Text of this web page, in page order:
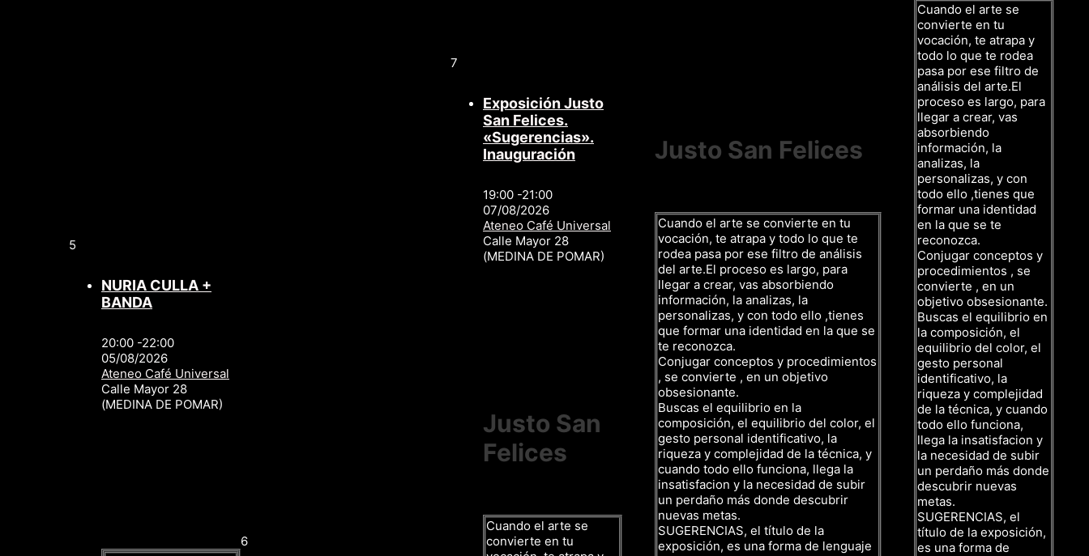
5
NURIA CULLA +
BANDA
20:00 -22:00
05/08/2026
Ateneo Café Universal
Calle Mayor 28
(MEDINA DE POMAR)
6
7
Exposición Justo
San Felices.
«Sugerencias».
Inauguración
19:00 -21:00
07/08/2026
Ateneo Café Universal
Calle Mayor 28
(MEDINA DE POMAR)
Justo San
Felices
Cuando el arte se
convierte en tu
Justo San Felices
Cuando el arte se convierte en tu
vocación, te atrapa y todo lo que te
rodea pasa por ese filtro de análisis
del arte.El proceso es largo, para
llegar a crear, vas absorbiendo
información, la analizas, la
personalizas, y con todo ello ,tienes
que formar una identidad en la que se
te reconozca.
Conjugar conceptos y procedimientos
, se convierte , en un objetivo
obsesionante.
Buscas el equilibrio en la
composición, el equilibrio del color, el
gesto personal identificativo, la
riqueza y complejidad de la técnica, y
cuando todo ello funciona, llega la
insatisfacion y la necesidad de subir
un perdaño más donde descubrir
nuevas metas.
SUGERENCIAS, el título de la
exposición, es una forma de lenguaje
Cuando el arte se
convierte en tu
vocación, te atrapa y
todo lo que te rodea
pasa por ese filtro de
análisis del arte.El
proceso es largo, para
llegar a crear, vas
absorbiendo
información, la
analizas, la
personalizas, y con
todo ello ,tienes que
formar una identidad
en la que se te
reconozca.
Conjugar conceptos y
procedimientos , se
convierte , en un
objetivo obsesionante.
Buscas el equilibrio en
la composición, el
equilibrio del color, el
gesto personal
identificativo, la
riqueza y complejidad
de la técnica, y cuando
todo ello funciona,
llega la insatisfacion y
la necesidad de subir
un perdaño más donde
descubrir nuevas
metas.
SUGERENCIAS, el
título de la exposición,
es una forma de